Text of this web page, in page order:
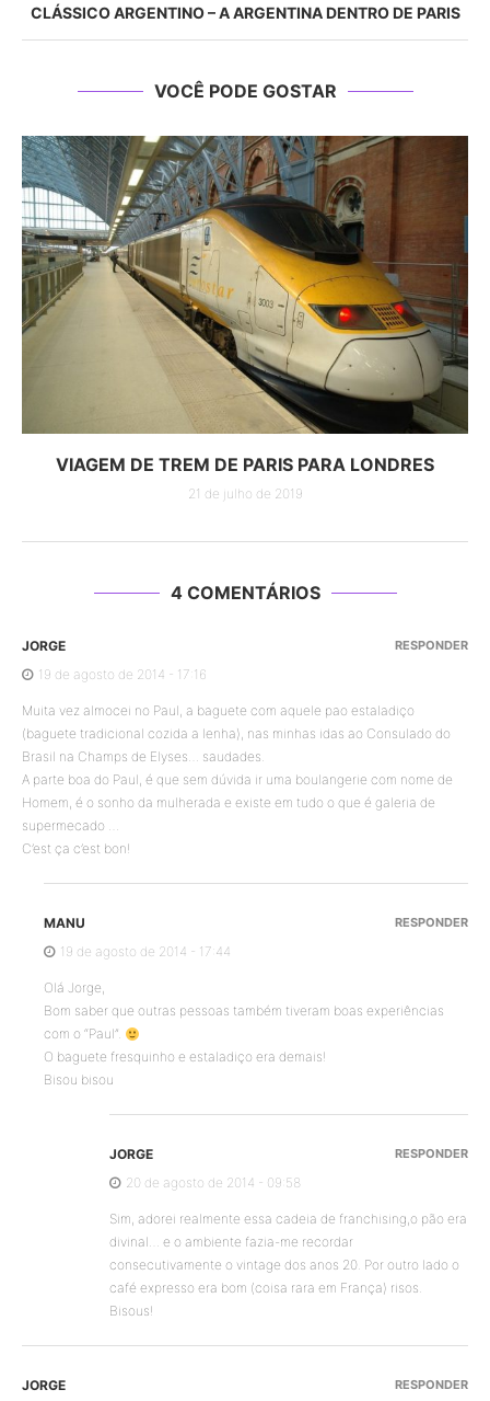
CLÁSSICO ARGENTINO – A ARGENTINA DENTRO DE PARIS
VOCÊ PODE GOSTAR
VIAGEM DE TREM DE PARIS PARA LONDRES
21 de julho de 2019
4 COMENTÁRIOS
JORGE
19 de agosto de 2014 - 17:16
Muita vez almocei no Paul, a baguete com aquele pao estaladiço
(baguete tradicional cozida a lenha), nas minhas idas ao Consulado do
Brasil na Champs de Elyses… saudades.
A parte boa do Paul, é que sem dúvida ir uma boulangerie com nome de
Homem, é o sonho da mulherada e existe em tudo o que é galeria de
supermecado …
C’est ça c’est bon!
RESPONDER
MANU
19 de agosto de 2014 - 17:44
Olá Jorge,
Bom saber que outras pessoas também tiveram boas experiências
com o “Paul”.
O baguete fresquinho e estaladiço era demais!
Bisou bisou
RESPONDER
JORGE
20 de agosto de 2014 - 09:58
Sim, adorei realmente essa cadeia de franchising,o pão era
divinal… e o ambiente fazia-me recordar
consecutivamente o vintage dos anos 20. Por outro lado o
café expresso era bom (coisa rara em França) risos.
Bisous!
RESPONDER
JORGE RESPONDER